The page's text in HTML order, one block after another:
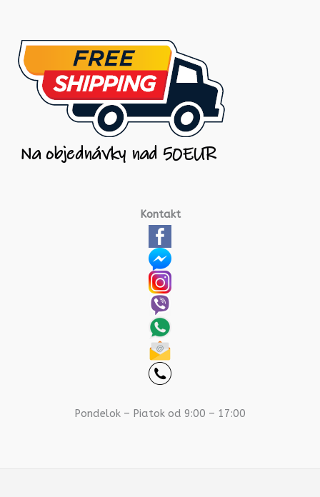
Kontakt
Pondelok – Piatok od 9:00 – 17:00